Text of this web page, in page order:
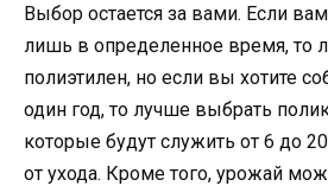
Выбор остается за вами. Если
лишь в определенное время, то
полиэтилен, но если вы хотите
один год, то лучше выбрать
которые будут служить от 6 до
от ухода. Кроме того, урожай